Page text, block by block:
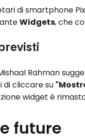
di smartphone
Widgets, che
Rahman
di cliccare su
widget è
future